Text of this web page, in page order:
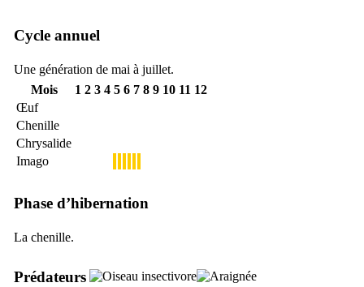
Cycle annuel
Une génération de mai à juillet.
Mois
1 2 3 4 5 6 7 8 9 10 11 12
Œuf
Chenille
Chrysalide
Imago
Phase d’hibernation
La chenille.
Prédateurs